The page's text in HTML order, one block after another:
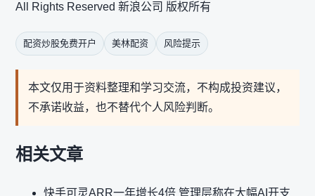
All Rights Reserved 新浪公司 版权所有
配资炒股免费开户 美林配资 风险提示
本文仅用于资料整理和学习交流，不构成投资建议，
不承诺收益，也不替代个人风险判断。
相关文章
快手可灵ARR一年增长4倍 管理层称在大幅AI开支